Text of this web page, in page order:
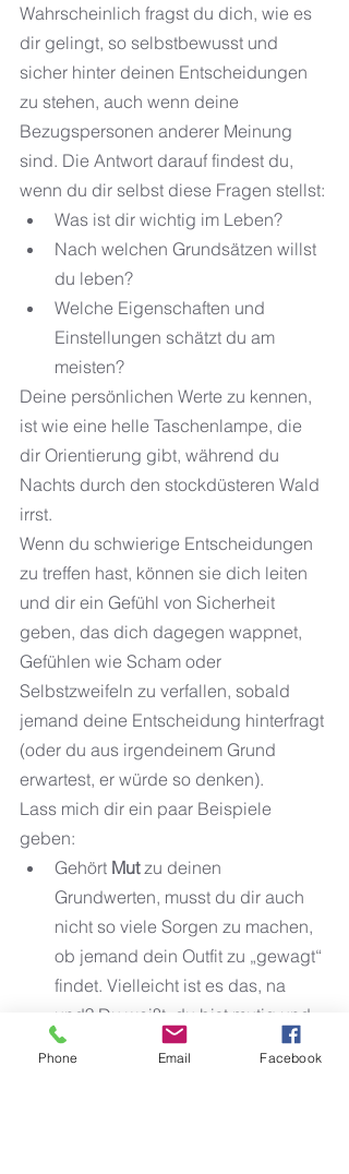
Wahrscheinlich fragst du dich, wie es
dir gelingt, so selbstbewusst und
sicher hinter deinen Entscheidungen
zu stehen, auch wenn deine
Bezugspersonen anderer Meinung
sind. Die Antwort darauf findest du,
wenn du dir selbst diese Fragen stellst:
Was ist dir wichtig im Leben?
Nach welchen Grundsätzen willst
du leben?
Welche Eigenschaften und
Einstellungen schätzt du am
meisten?
Deine persönlichen Werte zu kennen,
ist wie eine helle Taschenlampe, die
dir Orientierung gibt, während du
Nachts durch den stockdüsteren Wald
irrst.
Wenn du schwierige Entscheidungen
zu treffen hast, können sie dich leiten
und dir ein Gefühl von Sicherheit
geben, das dich dagegen wappnet,
Gefühlen wie Scham oder
Selbstzweifeln zu verfallen, sobald
jemand deine Entscheidung hinterfragt
(oder du aus irgendeinem Grund
erwartest, er würde so denken).
Lass mich dir ein paar Beispiele
geben:
Gehört Mut zu deinen
Grundwerten, musst du dir auch
nicht so viele Sorgen zu machen,
ob jemand dein Outfit zu „gewagt“
findet. Vielleicht ist es das, na
und? Du weißt, du bist mutig und
dass es dir wichtig ist, mutig durch
Phone Email Facebook